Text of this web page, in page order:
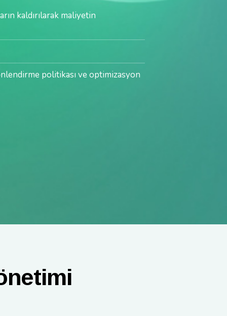
uyumkaldırılarak maliyetin
politikası ve optimizasyon
modernize edilmesi
yenilenmesi
maliyet optimizasyonunun